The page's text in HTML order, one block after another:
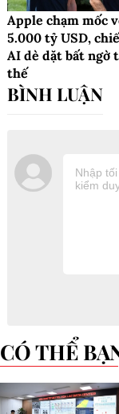
Apple chạm mốc
5.000 tỷ USD,
AI dè dặt bất ngờ
thế
CÓ THỂ